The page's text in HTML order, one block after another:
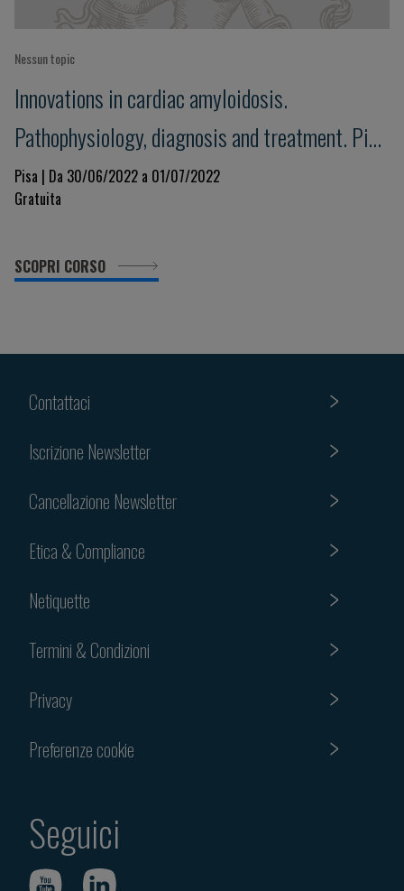
Nessun topic
Innovations in cardiac amyloidosis.
Pathophysiology, diagnosis and treatment. Pisa
Amyloid 2022
Pisa | Da 30/06/2022 a 01/07/2022
Gratuita
SCOPRI CORSO
Contattaci
Iscrizione Newsletter
Cancellazione Newsletter
Etica & Compliance
Netiquette
Termini & Condizioni
Privacy
Preferenze cookie
Seguici